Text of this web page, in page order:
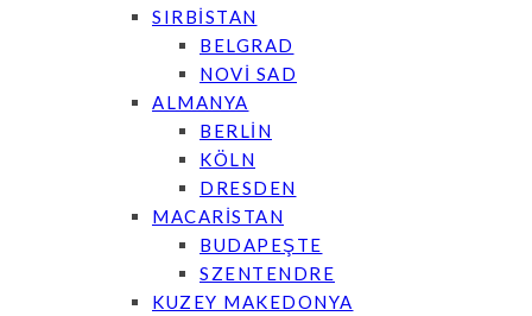
SIRBİSTAN
BELGRAD
NOVİ SAD
ALMANYA
BERLİN
KÖLN
DRESDEN
MACARİSTAN
BUDAPEŞTE
SZENTENDRE
KUZEY MAKEDONYA